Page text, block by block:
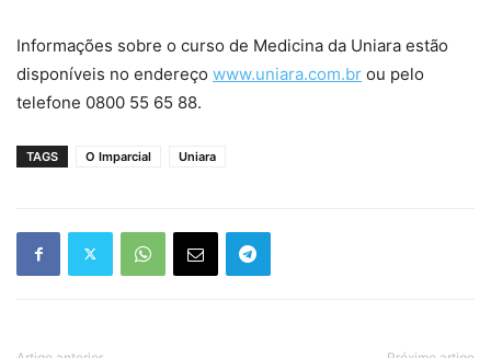
Informações sobre o curso de Medicina da Uniara estão
disponíveis no endereço www.uniara.com.br ou pelo
telefone 0800 55 65 88.
TAGS O Imparcial Uniara